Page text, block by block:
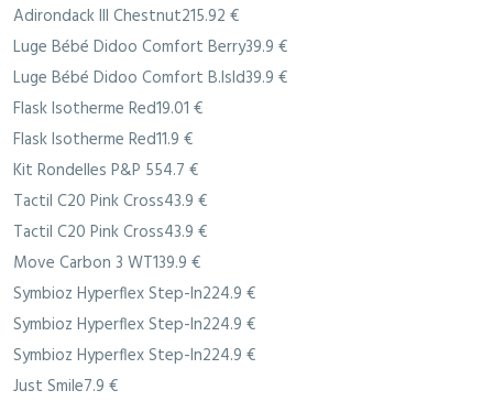
Adirondack III Chestnut215.92 €
Luge Bébé Didoo Comfort Berry39.9 €
Luge Bébé Didoo Comfort B.Isld39.9 €
Flask Isotherme Red19.01 €
Flask Isotherme Red11.9 €
Kit Rondelles P&P 554.7 €
Tactil C20 Pink Cross43.9 €
Tactil C20 Pink Cross43.9 €
Move Carbon 3 WT139.9 €
Symbioz Hyperflex Step-In224.9 €
Symbioz Hyperflex Step-In224.9 €
Symbioz Hyperflex Step-In224.9 €
Just Smile7.9 €